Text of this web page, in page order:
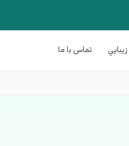
تماس با ما